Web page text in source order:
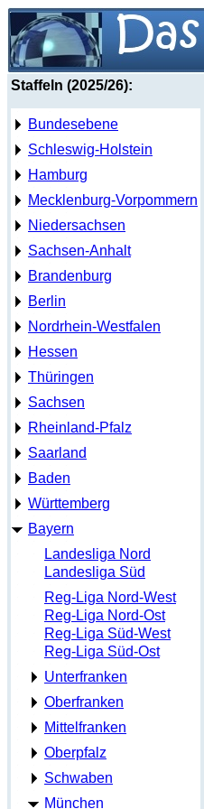
Staffeln (2025/26):
Bundesebene
Schleswig-Holstein
Hamburg
Mecklenburg-Vorpommern
Niedersachsen
Sachsen-Anhalt
Brandenburg
Berlin
Nordrhein-Westfalen
Hessen
Thüringen
Sachsen
Rheinland-Pfalz
Saarland
Baden
Württemberg
Bayern
Landesliga Nord
Landesliga Süd
Reg-Liga Nord-West
Reg-Liga Nord-Ost
Reg-Liga Süd-West
Reg-Liga Süd-Ost
Unterfranken
Oberfranken
Mittelfranken
Oberpfalz
Schwaben
München